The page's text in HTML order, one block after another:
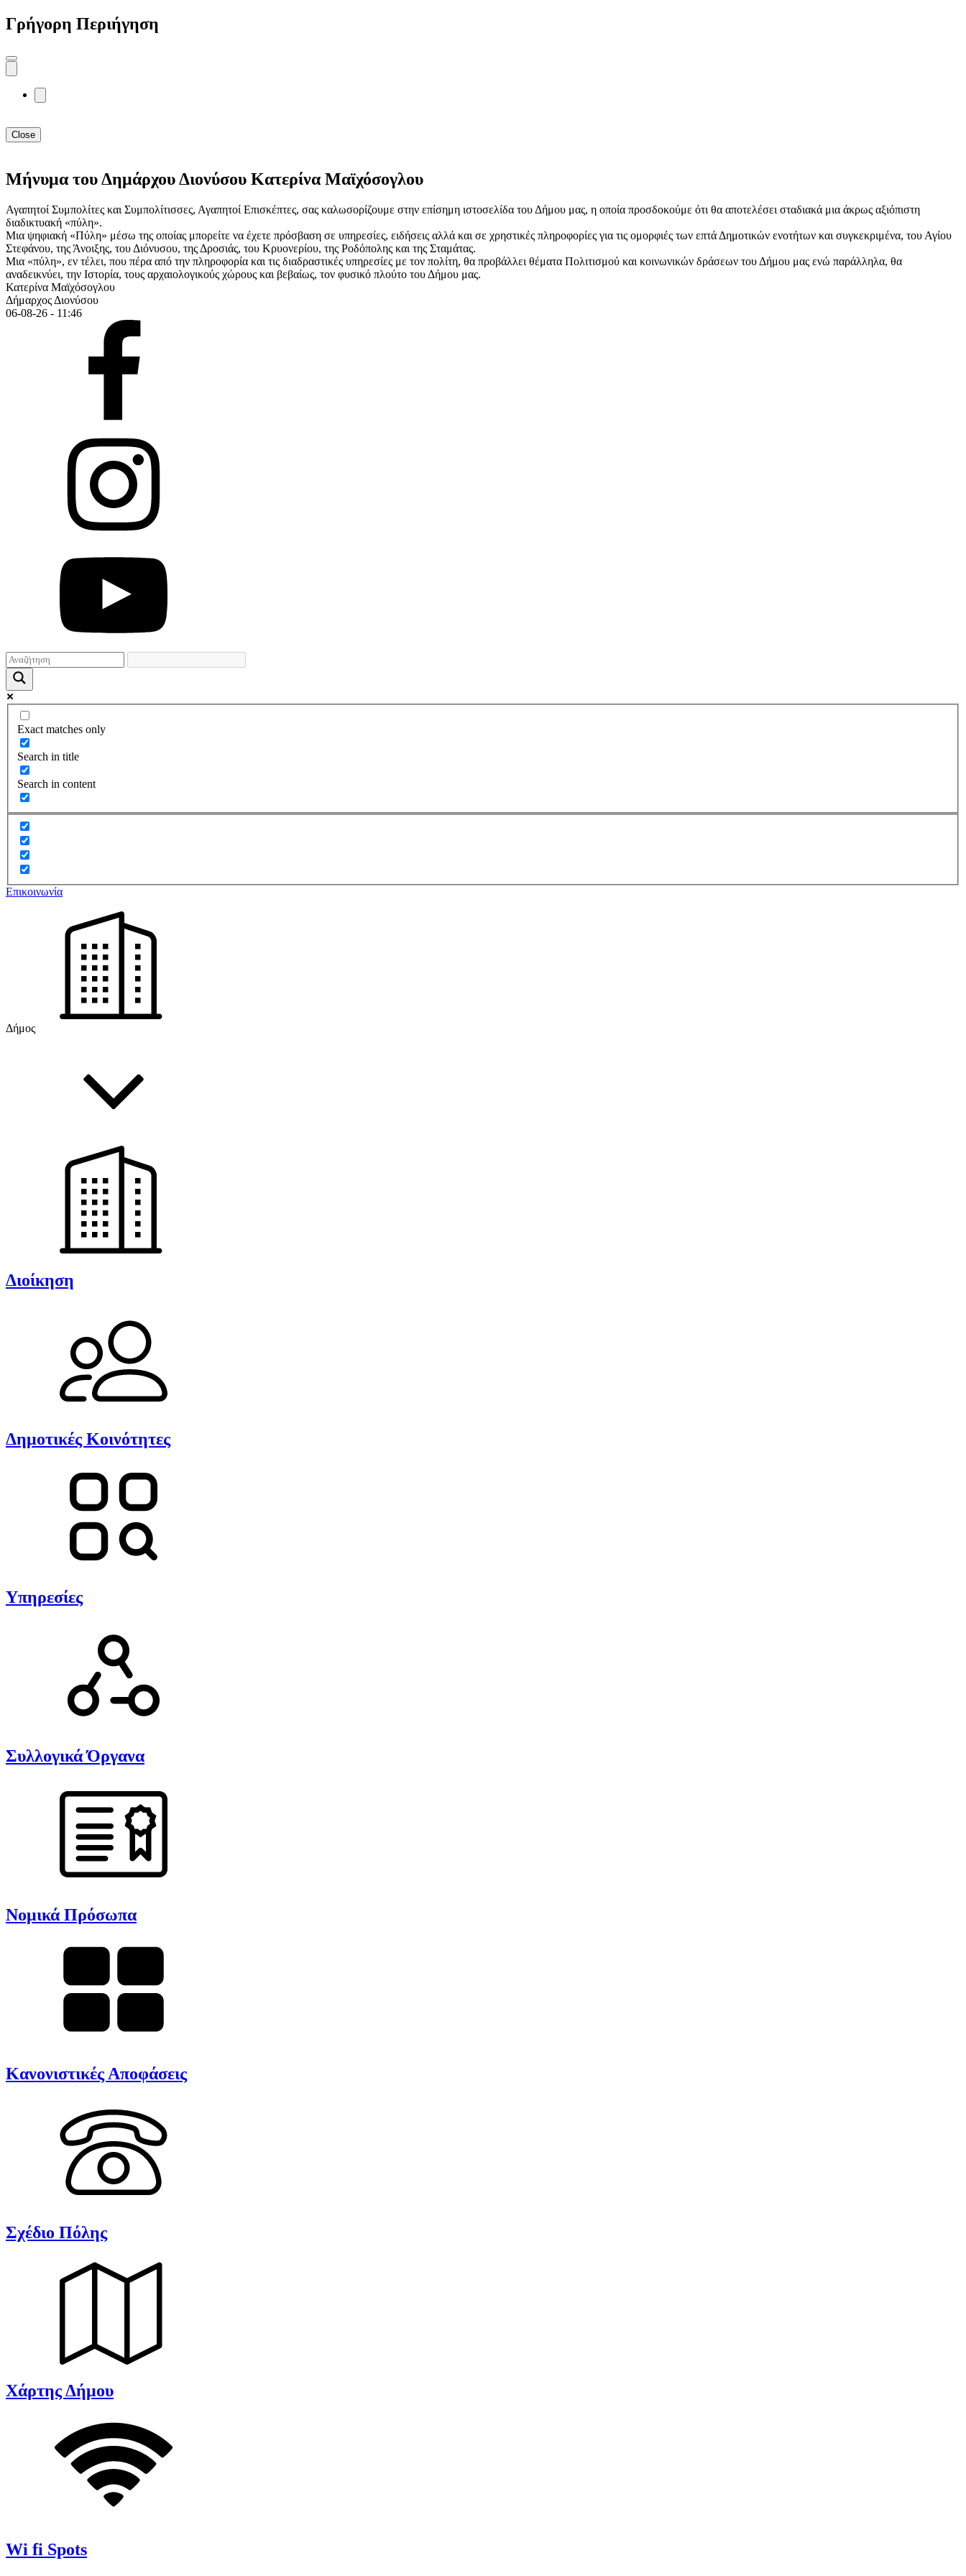
Γρήγορη Περιήγηση
Close
Μήνυμα του Δημάρχου Διονύσου Κατερίνα Μαϊχόσογλου
Αγαπητοί Συμπολίτες και Συμπολίτισσες, Αγαπητοί Επισκέπτες, σας καλωσορίζουμε στην επίσημη ιστοσελίδα του Δήμου μας, η οποία προσδοκούμε ότι θα αποτελέσει σταδιακά μια άκρως αξιόπιστη
διαδικτυακή «πύλη».
Μια ψηφιακή «Πύλη» μέσω της οποίας μπορείτε να έχετε πρόσβαση σε υπηρεσίες, ειδήσεις αλλά και σε χρηστικές πληροφορίες για τις ομορφιές των επτά Δημοτικών ενοτήτων και συγκεκριμένα, του Αγίου
Στεφάνου, της Άνοιξης, του Διόνυσου, της Δροσιάς, του Κρυονερίου, της Ροδόπολης και της Σταμάτας.
Μια «πύλη», εν τέλει, που πέρα από την πληροφορία και τις διαδραστικές υπηρεσίες με τον πολίτη, θα προβάλλει θέματα Πολιτισμού και κοινωνικών δράσεων του Δήμου μας ενώ παράλληλα, θα
αναδεικνύει, την Ιστορία, τους αρχαιολογικούς χώρους και βεβαίως, τον φυσικό πλούτο του Δήμου μας.
Κατερίνα Μαϊχόσογλου
Δήμαρχος Διονύσου
06-08-26 - 11:46
Exact matches only
Search in title
Search in content
Επικοινωνία
Δήμος
Διοίκηση
Δημοτικές Κοινότητες
Υπηρεσίες
Συλλογικά Όργανα
Νομικά Πρόσωπα
Κανονιστικές Αποφάσεις
Σχέδιο Πόλης
Χάρτης Δήμου
Wi fi Spots